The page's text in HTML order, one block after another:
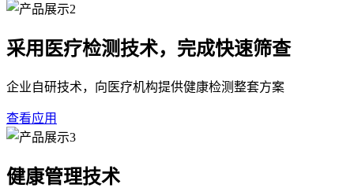
采用医疗检测技术，完成快速筛查
企业自研技术，向医疗机构提供健康检测整套方案
查看应用
健康管理技术